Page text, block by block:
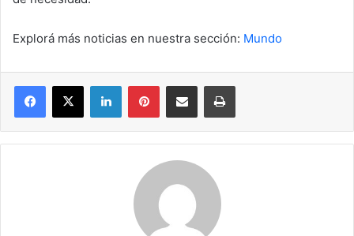
Explorá más noticias en nuestra sección: Mundo
Facebook
X LinkedInPinterestCompartir por correo electrónicoImprimir